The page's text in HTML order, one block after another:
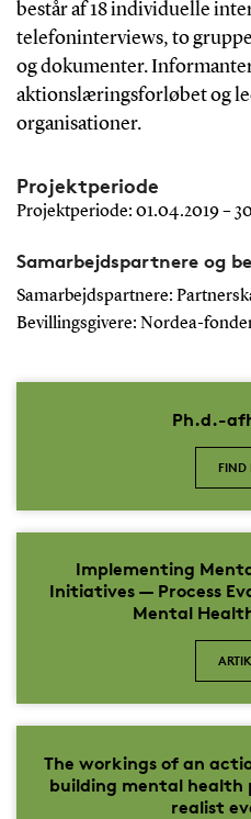
består af 18 individuelle
telefoninterviews, to
og dokumenter.
aktionslæringsforløbet og
organisationer.
Projektperiode
Projektperiode: 01.04.2019 –
Samarbejdspartnere og
Samarbejdspartnere:
Bevillingsgivere: Nordea-
Ph.d.-
FIND
Implementing
Initiatives — Process
Mental
The workings of an
building mental health
realist